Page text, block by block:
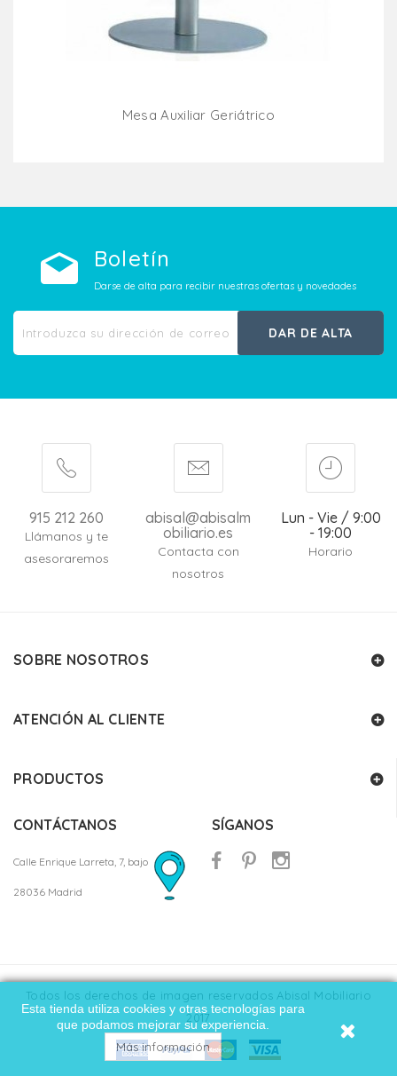
Esta tienda utiliza cookies y otras tecnologías para
que podamos mejorar su experiencia.
Más información
Mesa Auxiliar Geriátrico
Boletín
Darse de alta para recibir nuestras ofertas y novedades
DAR DE ALTA
915 212 260
Llámanos y te
asesoraremos
abisal@abisalm
obiliario.es
Contacta con
nosotros
Lun - Vie / 9:00
- 19:00
Horario
SOBRE NOSOTROS
ATENCIÓN AL CLIENTE
PRODUCTOS
CONTÁCTANOS
Calle Enrique Larreta, 7, bajo
28036 Madrid
SÍGANOS
Todos los derechos de imagen reservados Abisal Mobiliario
2017